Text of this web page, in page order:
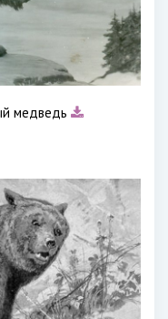
медведь